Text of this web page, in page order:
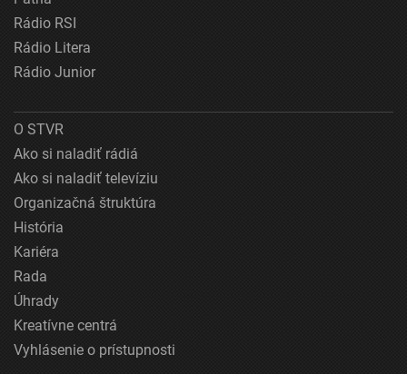
Rádio RSI
Rádio Litera
Rádio Junior
O STVR
Ako si naladiť rádiá
Ako si naladiť televíziu
Organizačná štruktúra
História
Kariéra
Rada
Úhrady
Kreatívne centrá
Vyhlásenie o prístupnosti